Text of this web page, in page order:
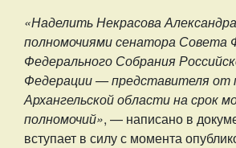
«Наделить Некрасова
полномочиями сенатора Совета
Федерального Собрания
Федерации — представителя от
Архангельской области на срок
полномочий», — написано в
вступает в силу с момента